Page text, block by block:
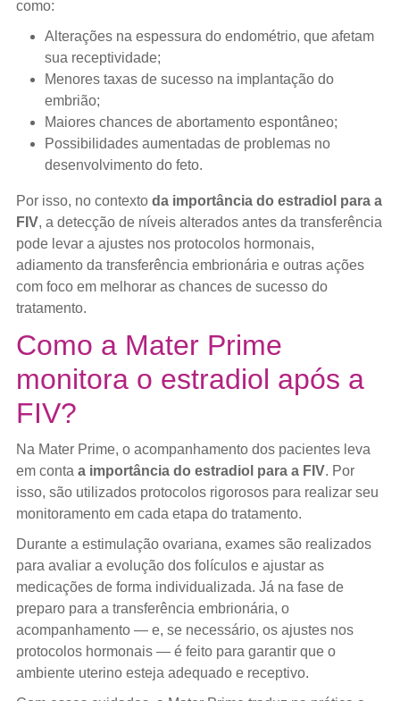
como:
Alterações na espessura do endométrio, que afetam
sua receptividade;
Menores taxas de sucesso na implantação do
embrião;
Maiores chances de abortamento espontâneo;
Possibilidades aumentadas de problemas no
desenvolvimento do feto.
Por isso, no contexto da importância do estradiol para a
FIV, a detecção de níveis alterados antes da transferência
pode levar a ajustes nos protocolos hormonais,
adiamento da transferência embrionária e outras ações
com foco em melhorar as chances de sucesso do
tratamento.
Como a Mater Prime
monitora o estradiol após a
FIV?
Na Mater Prime, o acompanhamento dos pacientes leva
em conta a importância do estradiol para a FIV. Por
isso, são utilizados protocolos rigorosos para realizar seu
monitoramento em cada etapa do tratamento.
Durante a estimulação ovariana, exames são realizados
para avaliar a evolução dos folículos e ajustar as
medicações de forma individualizada. Já na fase de
preparo para a transferência embrionária, o
acompanhamento — e, se necessário, os ajustes nos
protocolos hormonais — é feito para garantir que o
ambiente uterino esteja adequado e receptivo.